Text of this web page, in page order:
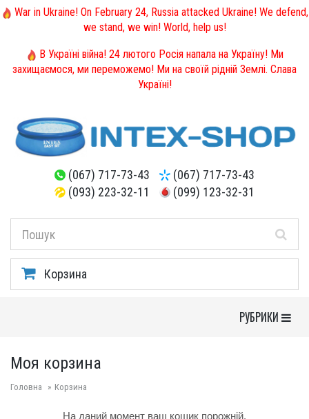
War in Ukraine! On February 24, Russia attacked Ukraine! We defend,
we stand, we win! World, help us!
В Україні війна! 24 лютого Росія напала на Україну! Ми
захищаємося, ми переможемо! Ми на своїй рідній Землі. Слава
Україні!
(067) 717-73-43
(067) 717-73-43
(093) 223-32-11
(099) 123-32-31
Корзина
Toggle
РУБРИКИ
Моя корзина
Головна Корзина
На даний момент ваш кошик порожній.